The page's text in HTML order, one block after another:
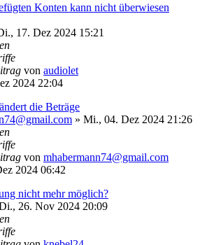
Konten kann nicht überwiesen
17. Dez 2024 15:21
von audiolet
2024 22:04
die Beträge
» Mi., 04. Dez 2024 21:26
von mhabermann74@gmail.com
2024 06:42
nicht mehr möglich?
26. Nov 2024 20:09